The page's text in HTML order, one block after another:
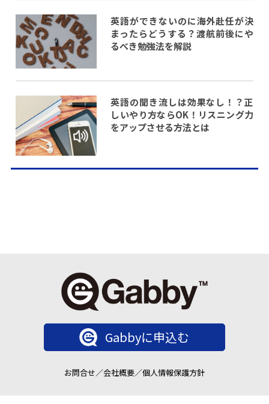
英語ができないのに海外赴任が決
まったらどうする？渡航前後にや
るべき勉強法を解説
英語の聞き流しは効果なし！？正
しいやり方ならOK！リスニング力
をアップさせる方法とは
Gabbyに申込む
お問合せ／会社概要／個人情報保護方針